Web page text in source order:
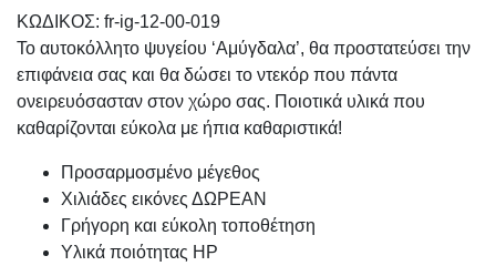
KΩΔΙΚΟΣ: fr-ig-12-00-019
Το αυτοκόλλητο ψυγείου ‘Αμύγδαλα’, θα προστατεύσει την
επιφάνεια σας και θα δώσει το ντεκόρ που πάντα
ονειρευόσασταν στον χώρο σας. Ποιοτικά υλικά που
καθαρίζονται εύκολα με ήπια καθαριστικά!
Προσαρμοσμένo μέγεθος
Χιλιάδες εικόνες ΔΩΡΕΑΝ
Γρήγορη και εύκολη τοποθέτηση
Υλικά ποιότητας HP